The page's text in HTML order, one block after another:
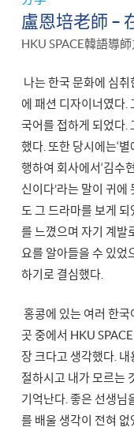
盧恩培老師 –
HKU SPACE韓語導
나는 한국 문화에 심
에 패션 디자이너였다.
국어를 접하게 되었다.
했다. 또한 당시에는‘
행하여 회사에서‘김수
신이다’라는 말이 귀
도 그 드라마를 보게 되
를 느꼈으며 자기 계발
요를 알아들을 수 있었
하기로 결심했다.
홍콩에 있는 여러 한국
곳 중에서 HKU
장 크다고 생각했다.
절하시고 내가 모르는
기억난다. 좋은 선생님
를 배울 생각이 전혀